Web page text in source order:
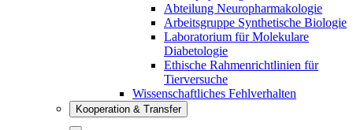
Abteilung Neuropharmakologie
Arbeitsgruppe Synthetische Biologie
Laboratorium für Molekulare
Diabetologie
Ethische Rahmenrichtlinien für
Tierversuche
Wissenschaftliches Fehlverhalten
Kooperation & Transfer